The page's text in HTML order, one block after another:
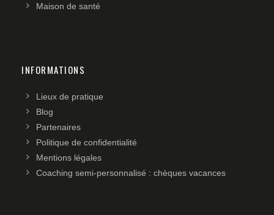
Maison de santé
INFORMATIONS
Lieux de pratique
Blog
Partenaires
Politique de confidentialité
Mentions légales
Coaching semi-personnalisé : chèques vacances